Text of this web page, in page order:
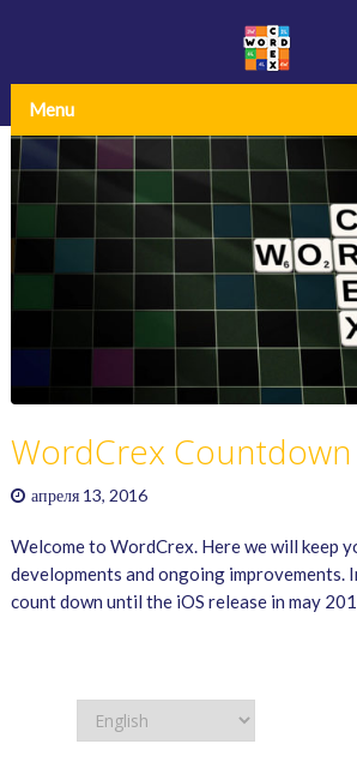
Menu
WordCrex Countdown
апреля 13, 2016
Welcome to WordCrex. Here we will keep
developments and ongoing improvements.
count down until the iOS release in may